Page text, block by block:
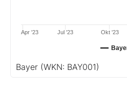
Jul '23
Apr '23 Okt '23
Bayer (WKN: BAY001)